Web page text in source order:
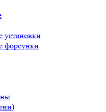
установки
форсунки